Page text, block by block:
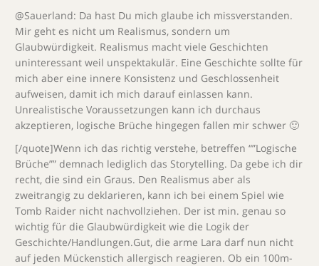
@Sauerland: Da hast Du mich glaube ich missverstanden.
Mir geht es nicht um Realismus, sondern um
Glaubwürdigkeit. Realismus macht viele Geschichten
uninteressant weil unspektakulär. Eine Geschichte sollte für
mich aber eine innere Konsistenz und Geschlossenheit
aufweisen, damit ich mich darauf einlassen kann.
Unrealistische Voraussetzungen kann ich durchaus
akzeptieren, logische Brüche hingegen fallen mir schwer 🙂
[/quote]Wenn ich das richtig verstehe, betreffen “”Logische
Brüche”” demnach lediglich das Storytelling. Da gebe ich dir
recht, die sind ein Graus. Den Realismus aber als
zweitrangig zu deklarieren, kann ich bei einem Spiel wie
Tomb Raider nicht nachvollziehen. Der ist min. genau so
wichtig für die Glaubwürdigkeit wie die Logik der
Geschichte/Handlungen.Gut, die arme Lara darf nun nicht
auf jeden Mückenstich allergisch reagieren. Ob ein 100m-